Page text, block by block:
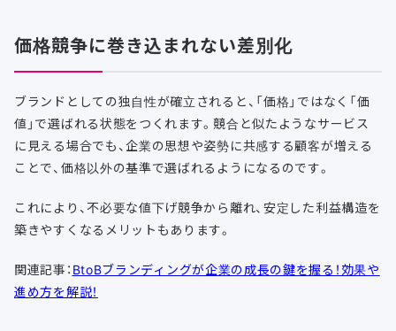
価格競争に巻き込まれない差別化
ブランドとしての独自性が確立されると、「価格」ではなく「価
値」で選ばれる状態をつくれます。競合と似たようなサービス
に見える場合でも、企業の思想や姿勢に共感する顧客が増える
ことで、価格以外の基準で選ばれるようになるのです。
これにより、不必要な値下げ競争から離れ、安定した利益構造を
築きやすくなるメリットもあります。
関連記事： BtoBブランディングが企業の成長の鍵を握る！効果や
進め方を解説！